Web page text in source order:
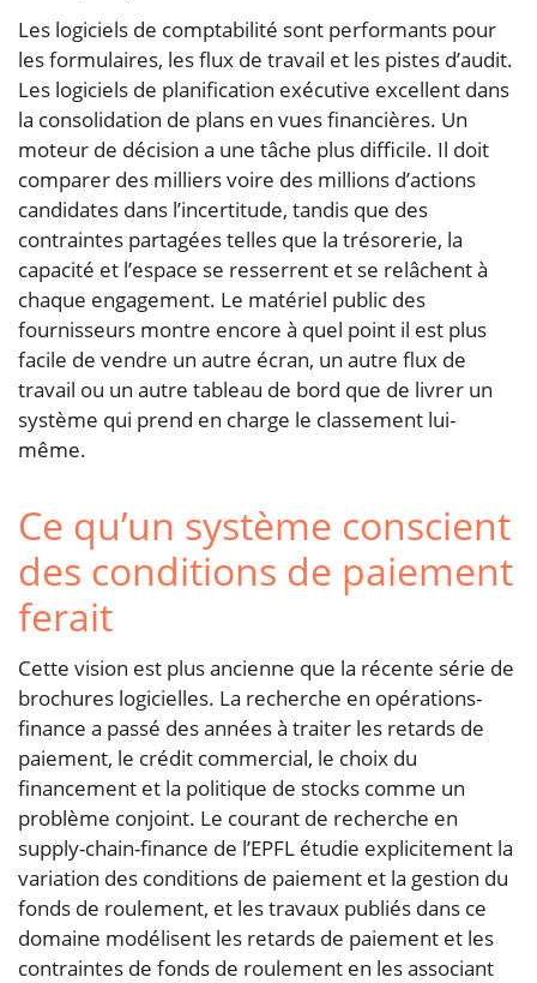
Les logiciels de comptabilité sont performants pour
les formulaires, les flux de travail et les pistes d’audit.
Les logiciels de planification exécutive excellent dans
la consolidation de plans en vues financières. Un
moteur de décision a une tâche plus difficile. Il doit
comparer des milliers voire des millions d’actions
candidates dans l’incertitude, tandis que des
contraintes partagées telles que la trésorerie, la
capacité et l’espace se resserrent et se relâchent à
chaque engagement. Le matériel public des
fournisseurs montre encore à quel point il est plus
facile de vendre un autre écran, un autre flux de
travail ou un autre tableau de bord que de livrer un
système qui prend en charge le classement lui-
même.
Ce qu’un système conscient
des conditions de paiement
ferait
Cette vision est plus ancienne que la récente série de
brochures logicielles. La recherche en opérations-
finance a passé des années à traiter les retards de
paiement, le crédit commercial, le choix du
financement et la politique de stocks comme un
problème conjoint. Le courant de recherche en
supply-chain-finance de l’EPFL étudie explicitement la
variation des conditions de paiement et la gestion du
fonds de roulement, et les travaux publiés dans ce
domaine modélisent les retards de paiement et les
contraintes de fonds de roulement en les associant